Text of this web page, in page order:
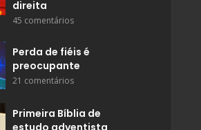
direita
45 comentários
Perda de fiéis é
preocupante
21 comentários
Primeira Bíblia de